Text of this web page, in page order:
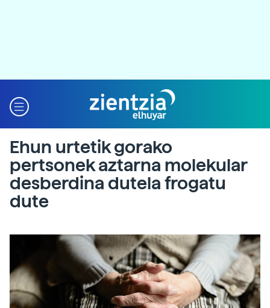
Ehun urtetik gorako
pertsonek aztarna molekular
desberdina dutela frogatu
dute